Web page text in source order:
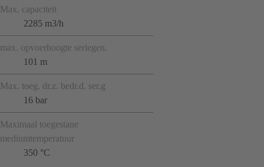
Max. capaciteit
2285 m3/h
max. opvoerhoogte seriegen.
101 m
Max. toeg. dr.z. bedr.d. ser.g
16 bar
Maximaal toegestane
mediumtemperatuur
350 °C